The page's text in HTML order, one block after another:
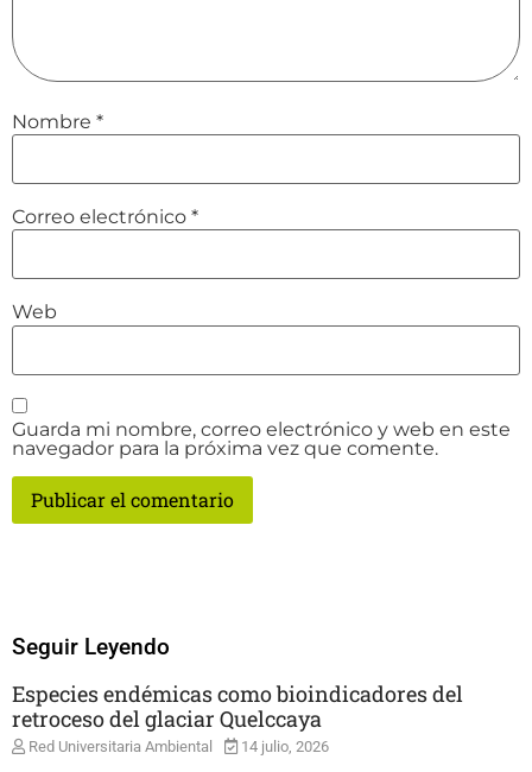
Nombre *
Correo electrónico *
Web
Guarda mi nombre, correo electrónico y web en este
navegador para la próxima vez que comente.
Seguir Leyendo
Especies endémicas como bioindicadores del
retroceso del glaciar Quelccaya
Red Universitaria Ambiental 14 julio, 2026